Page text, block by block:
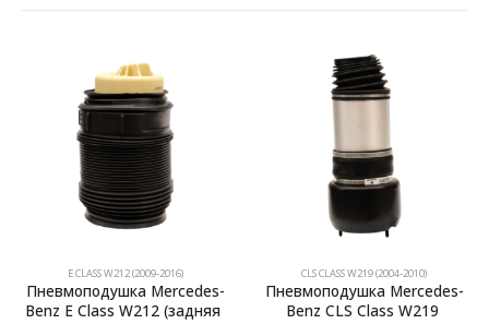
E CLASS W212 (2009-2016)
Пневмоподушка Mercedes-
Benz E Class W212 (задняя
CLS CLASS W219 (2004-2010)
Пневмоподушка Mercedes-
Benz CLS Class W219